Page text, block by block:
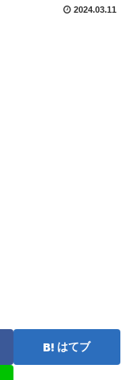
2024.03.11
はてブ